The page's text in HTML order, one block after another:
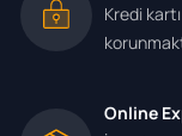
Kredi
Online